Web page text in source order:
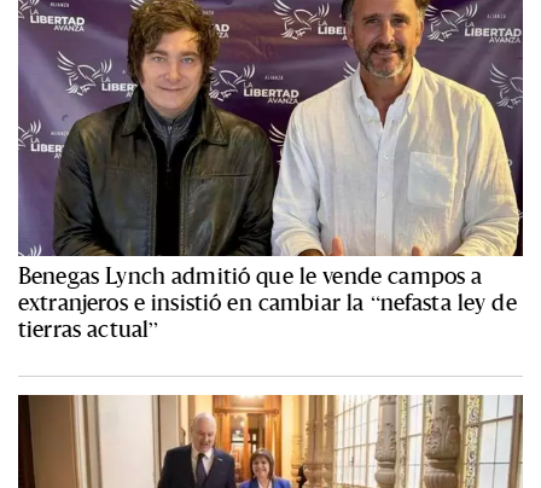
Benegas Lynch admitió que le vende campos a
extranjeros e insistió en cambiar la “nefasta ley de
tierras actual”